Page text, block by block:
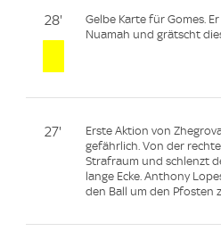
28'
Gelbe Karte für Gomes.
Nuamah und grätscht
27'
Erste Aktion von
gefährlich. Von der
Strafraum und schlenzt
lange Ecke. Anthony
den Ball um den Pfosten